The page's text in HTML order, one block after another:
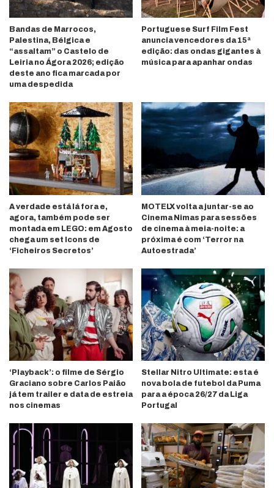
Bandas de Marrocos,
Palestina, Bélgica e
“assaltam” o Castelo de
Leiria no Ágora 2026; edição
deste ano fica marcada por
uma despedida
Portuguese Surf Film Fest
anuncia vencedores da 15ª
edição: das ondas gigantes à
música para apanhar ondas
A verdade está lá fora e,
agora, também pode ser
montada em LEGO: em Agosto
chega um set Icons de
‘Ficheiros Secretos’
MOTELX volta a juntar-se ao
Cinema Nimas para sessões
de cinema à meia-noite: a
próxima é com ‘Terror na
Autoestrada’
‘Playback’: o filme de Sérgio
Graciano sobre Carlos Paião
já tem trailer e data de estreia
nos cinemas
Stellar Nitro Ultimate: esta é
nova bola de futebol da Puma
para a época 26/27 da Liga
Portugal